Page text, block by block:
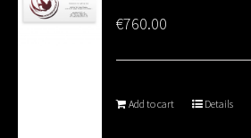
€760.00
Add to cart Details